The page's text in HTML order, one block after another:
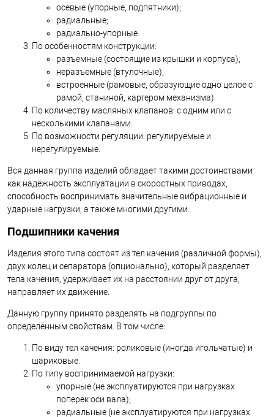
осевые (упорные, подпятники);
радиальные;
радиально-упорные.
По особенностям конструкции:
разъемные (состоящие из крышки и корпуса);
неразъемные (втулочные);
встроенные (рамовые, образующие одно целое с
рамой, станиной, картером механизма).
По количеству масляных клапанов: с одним или с
несколькими клапанами.
По возможности регуляции: регулируемые и
нерегулируемые.
Вся данная группа изделий обладает такими достоинствами
как надёжность эксплуатации в скоростных приводах,
способность воспринимать значительные вибрационные и
ударные нагрузки, а также многими другими.
Подшипники качения
Изделия этого типа состоят из тел качения (различной формы),
двух колец и сепаратора (опционально), который разделяет
тела качения, удерживает их на расстоянии друг от друга,
направляет их движение.
Данную группу принято разделять на подгруппы по
определённым свойствам. В том числе:
По виду тел качения: роликовые (иногда игольчатые) и
шариковые.
По типу воспринимаемой нагрузки:
упорные (не эксплуатируются при нагрузках
поперек оси вала);
радиальные (не эксплуатируются при нагрузках